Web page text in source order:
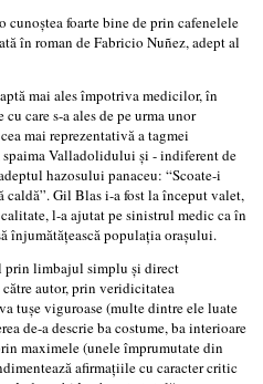
cunoştea foarte bine de prin cafenelele
în roman de Fabricio Nuñez, adept al
mai ales împotriva medicilor, în
care s-a ales de pe urma unor
mai reprezentativă a tagmei
Valladolidului şi - indiferent de
hazosului panaceu: “Scoate-i
caldă”. Gil Blas i-a fost la început valet,
l-a ajutat pe sinistrul medic ca în
populaţia oraşului.
prin limbajul simplu şi direct
autor, prin veridicitatea
tuşe viguroase (multe dintre ele luate
de-a descrie ba costume, ba interioare
maximele (unele împrumutate din
afirmaţiile cu caracter critic